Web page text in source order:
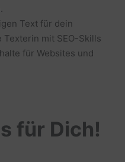
Text für dein
mit SEO-Skills
für Websites und
für Dich!